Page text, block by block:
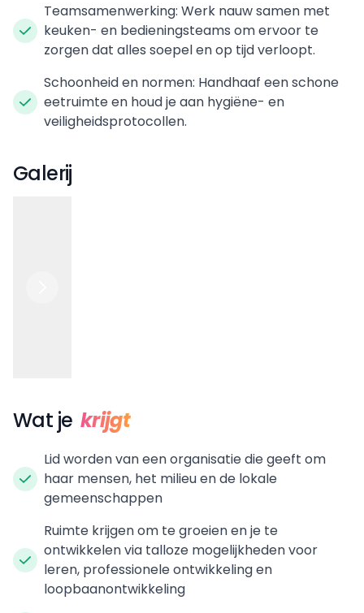
Teamsamenwerking: Werk nauw samen met
keuken- en bedieningsteams om ervoor te
zorgen dat alles soepel en op tijd verloopt.
Schoonheid en normen: Handhaaf een schone
eetruimte en houd je aan hygiëne- en
veiligheidsprotocollen.
Galerij
Wat je krijgt
Lid worden van een organisatie die geeft om
haar mensen, het milieu en de lokale
gemeenschappen
Ruimte krijgen om te groeien en je te
ontwikkelen via talloze mogelijkheden voor
leren, professionele ontwikkeling en
loopbaanontwikkeling